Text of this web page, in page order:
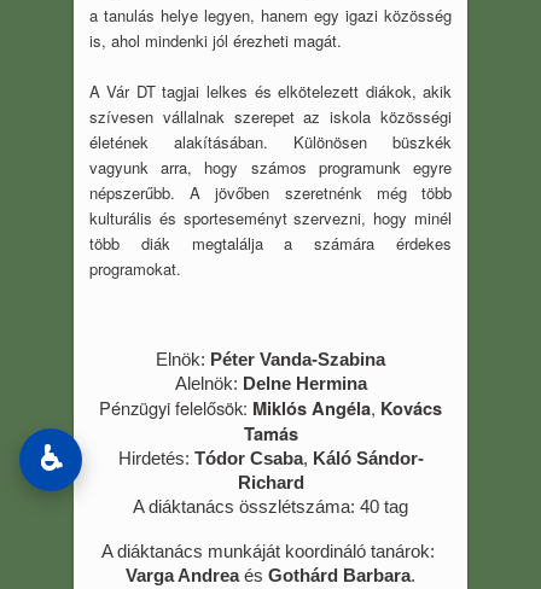
a tanulás helye legyen, hanem egy igazi közösség
is, ahol mindenki jól érezheti magát.
A Vár DT tagjai lelkes és elkötelezett diákok, akik
szívesen vállalnak szerepet az iskola közösségi
életének alakításában. Különösen büszkék
vagyunk arra, hogy számos programunk egyre
népszerűbb. A jövőben szeretnénk még több
kulturális és sporteseményt szervezni, hogy minél
több diák megtalálja a számára érdekes
programokat.
Elnök: Péter Vanda-Szabina
Alelnök: Delne Hermina
Pénzügyi felelősök: Miklós Angéla, Kovács
Tamás
Hirdetés: Tódor Csaba, Káló Sándor-
Richard
A diáktanács összlétszáma: 40 tag
Varga Andrea és Gothárd Barbara.
♿